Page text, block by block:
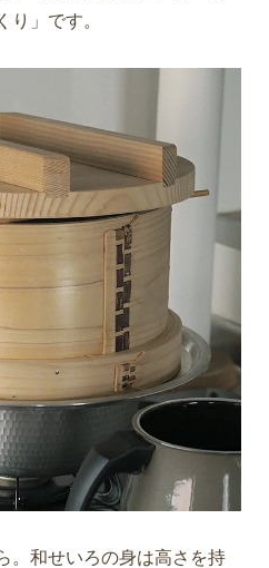
り」です。
。和せいろの身は高さを持